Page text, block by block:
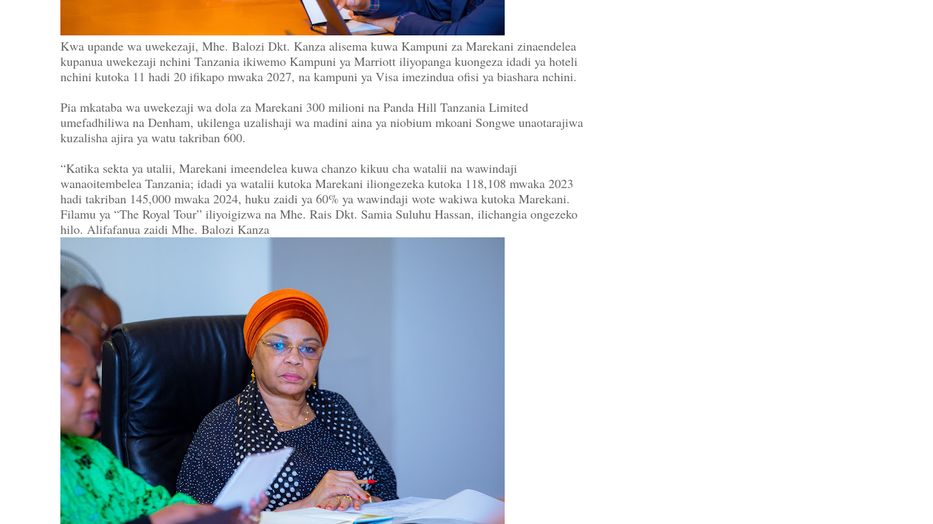
Kwa upande wa uwekezaji, Mhe. Balozi Dkt. Kanza alisema kuwa Kampuni za Marekani zinaendelea
kupanua uwekezaji nchini Tanzania ikiwemo Kampuni ya Marriott iliyopanga kuongeza idadi ya hoteli
nchini kutoka 11 hadi 20 ifikapo mwaka 2027, na kampuni ya Visa imezindua ofisi ya biashara nchini.
Pia mkataba wa uwekezaji wa dola za Marekani 300 milioni na Panda Hill Tanzania Limited
umefadhiliwa na Denham, ukilenga uzalishaji wa madini aina ya niobium mkoani Songwe unaotarajiwa
kuzalisha ajira ya watu takriban 600.
“Katika sekta ya utalii, Marekani imeendelea kuwa chanzo kikuu cha watalii na wawindaji
wanaoitembelea Tanzania; idadi ya watalii kutoka Marekani iliongezeka kutoka 118,108 mwaka 2023
hadi takriban 145,000 mwaka 2024, huku zaidi ya 60% ya wawindaji wote wakiwa kutoka Marekani.
Filamu ya “The Royal Tour” iliyoigizwa na Mhe. Rais Dkt. Samia Suluhu Hassan, ilichangia ongezeko
hilo. Alifafanua zaidi Mhe. Balozi Kanza